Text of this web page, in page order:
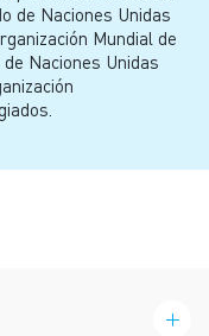
de Naciones Unidas
Mundial de
de Naciones Unidas